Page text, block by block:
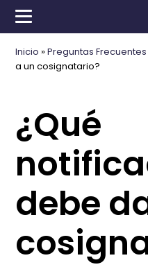
Inicio »Preguntas Frecuentes
a un cosignatario?
¿Qué
debe